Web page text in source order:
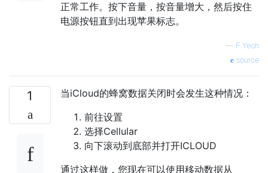
正常工作。按下音量，按音量增大，然后按住
电源按钮直到出现苹果标志。
— F Yeoh
source
1
当iCloud的蜂窝数据关闭时会发生这种情况：
前往设置
选择Cellular
向下滚动到底部并打开ICLOUD
通过这样做，您现在可以使用移动数据从